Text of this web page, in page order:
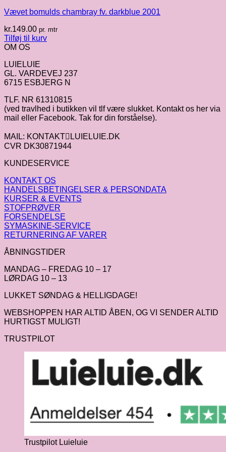
Vævet bomulds chambray fv. darkblue 2001
kr.149.00 pr. mtr
Tilføj til kurv
OM OS
LUIELUIE
GL. VARDEVEJ 237
6715 ESBJERG N
TLF. NR 61310815
(ved travlhed i butikken vil tlf være slukket. Kontakt os her via
mail eller Facebook. Tak for din forståelse).
MAIL: KONTAKTLUIELUIE.DK
CVR DK30871944
KUNDESERVICE
KONTAKT OS
HANDELSBETINGELSER & PERSONDATA
KURSER & EVENTS
STOFPRØVER
FORSENDELSE
SYMASKINE-SERVICE
RETURNERING AF VARER
ÅBNINGSTIDER
MANDAG – FREDAG 10 – 17
LØRDAG 10 – 13
LUKKET SØNDAG & HELLIGDAGE!
WEBSHOPPEN HAR ALTID ÅBEN, OG VI SENDER ALTID
HURTIGST MULIGT!
TRUSTPILOT
Trustpilot Luieluie